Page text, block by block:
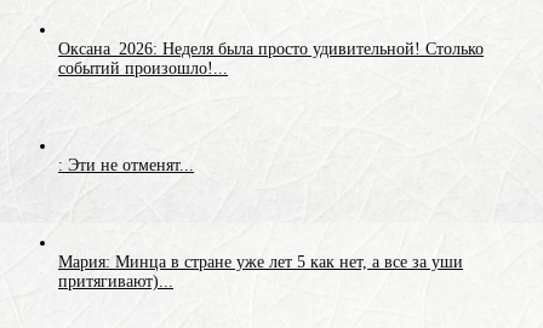
Оксана_2026: Неделя была просто удивительной! Столько
событий произошло!...
: Эти не отменят...
Мария: Минца в стране уже лет 5 как нет, а все за уши
притягивают)...